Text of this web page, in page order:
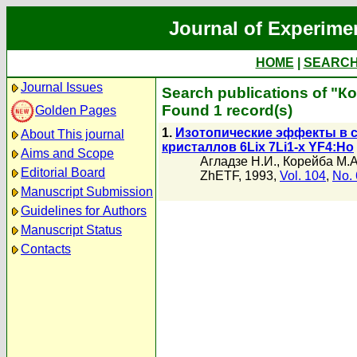
Journal of
HOME
Journal Issues
Golden Pages
About This journal
Aims and Scope
Editorial Board
Manuscript Submission
Guidelines for Authors
Manuscript Status
Contacts
Search publications of
Found 1 record(s)
1. Изотопические эффекты в
кристаллов 6Lix 7Li1-x YF4:Ho
Агладзе Н.И., Корейба
ZhETF, 1993, Vol. 104, No.